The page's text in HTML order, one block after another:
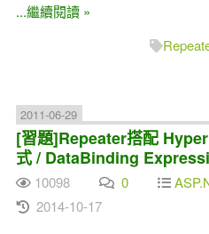
...繼續閱讀 »
2011-06-29
[習題]Repeater搭配
式 / DataBinding
10098 0
2014-10-17